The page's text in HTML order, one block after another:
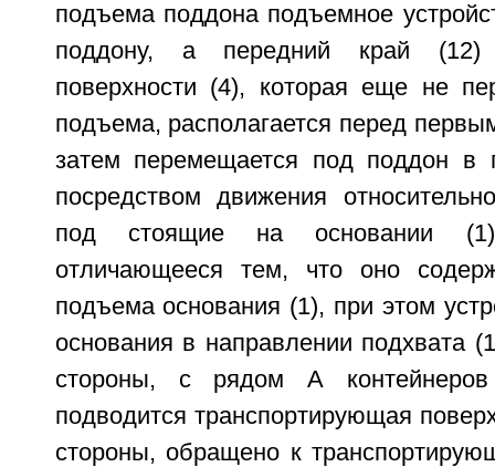
подъема поддона подъемное
поддону, а передний край (12)
поверхности (4), которая еще не
подъема, располагается перед
затем перемещается под поддон в
посредством движения
под стоящие на основании
отличающееся тем, что оно
подъема основания (1), при этом
основания в направлении подхвата
стороны, с рядом А
подводится транспортирующая
стороны, обращено к